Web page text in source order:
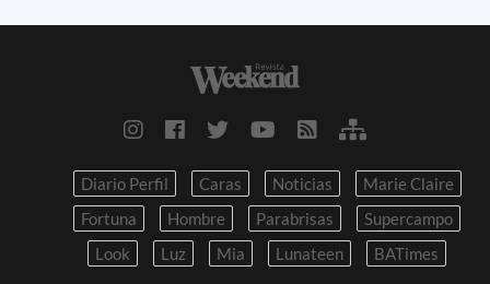
Diario Perfil Caras Noticias
Marie Claire
Fortuna
Hombre Parabrisas
Supercampo
Look
Luz Mia Lunateen BATimes